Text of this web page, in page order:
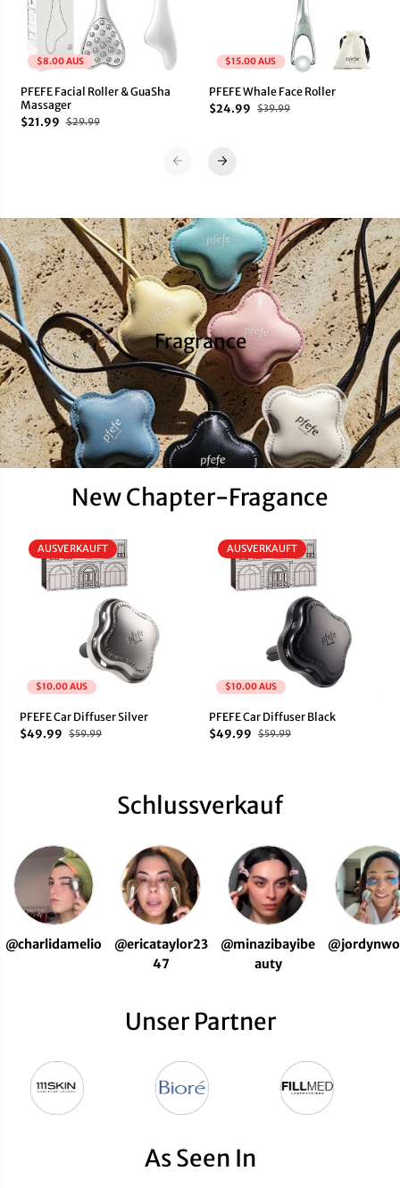
$8.00 AUS
PFEFE Facial Roller & GuaSha
Massager
$21.99 $29.99
$15.00 AUS
PFEFE Whale Face Roller
$24.99
$39.99
Fragrance
New Chapter-Fragance
$10.00 AUS
AUSVERKAUFT
PFEFE Car Diffuser Silver
$49.99
$59.99
$10.00 AUS
AUSVERKAUFT
PFEFE Car Diffuser Black
$49.99
$59.99
Schlussverkauf
@charlidamelio
@ericataylor23
47
@minazibayibe
auty
Unser Partner
As Seen In